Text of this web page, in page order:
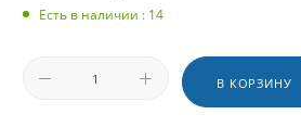
Есть в наличии : 14
В КОРЗИНУ